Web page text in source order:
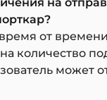
от
количество
может